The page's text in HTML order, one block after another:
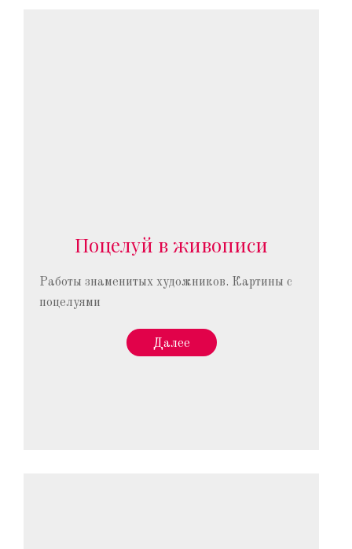
Поцелуй в живописи
Работы знаменитых художников. Картины с
поцелуями
Далее